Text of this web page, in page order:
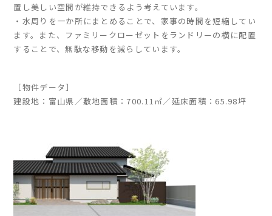
置し美しい空間が維持できるよう考えています。
・水周りを一か所にまとめることで、家事の時間を短縮してい
ます。また、ファミリークローゼットをランドリーの横に配置
することで、無駄な移動を減らしています。
［物件データ］
建設地：富山県／敷地面積：700.11㎡／延床面積：65.98坪